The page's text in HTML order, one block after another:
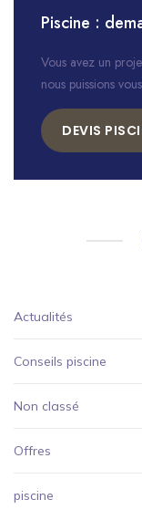
Piscine :
Vous avez un
nous puissions
DEVIS
Actualités
Conseils piscine
Non classé
Offres
piscine